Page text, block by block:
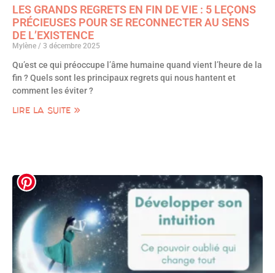
LES GRANDS REGRETS EN FIN DE VIE : 5 LEÇONS
PRÉCIEUSES POUR SE RECONNECTER AU SENS
DE L’EXISTENCE
Mylène 3 décembre 2025
Qu’est ce qui préoccupe l’âme humaine quand vient l’heure de la
fin ? Quels sont les principaux regrets qui nous hantent et
comment les éviter ?
LIRE LA SUITE »